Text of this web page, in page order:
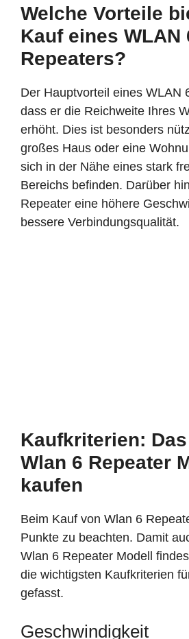
Welche Vorteile
Kauf eines WLAN
Repeaters?
Der Hauptvorteil eines WLAN
dass er die Reichweite Ihres
erhöht. Dies ist besonders
großes Haus oder eine
sich in der Nähe eines stark
Bereichs befinden. Darüber
Repeater eine höhere
bessere Verbindungsqualität.
Kaufkriterien:
Wlan 6 Repeater
kaufen
Beim Kauf von Wlan 6
Punkte zu beachten. Damit
Wlan 6 Repeater Modell
die wichtigsten Kaufkriterien
gefasst.
Geschwindigkeit